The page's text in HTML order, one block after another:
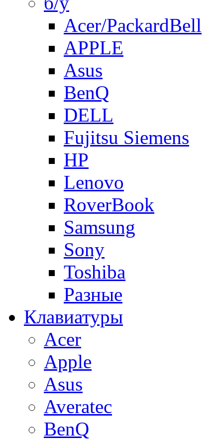
Acer/PackardBell
APPLE
Asus
BenQ
DELL
Fujitsu Siemens
HP
Lenovo
RoverBook
Samsung
Sony
Toshiba
Разные
Клавиатуры
Acer
Apple
Asus
Averatec
BenQ